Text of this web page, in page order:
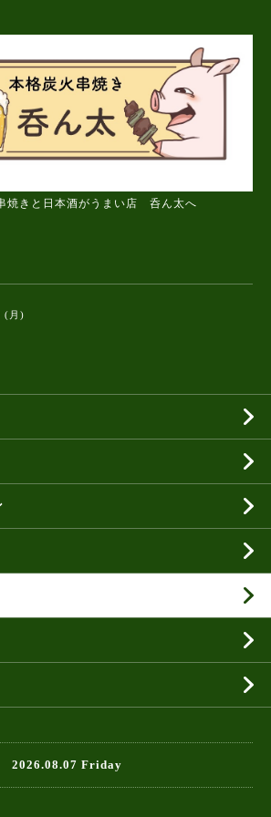
焼きと日本酒がうまい店 呑ん太へ
(月)
2026.08.07 Friday